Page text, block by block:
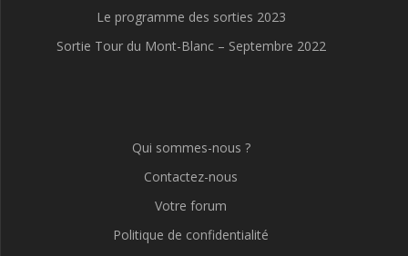
Le programme des sorties 2023
Sortie Tour du Mont-Blanc – Septembre 2022
Qui sommes-nous ?
Contactez-nous
Votre forum
Politique de confidentialité